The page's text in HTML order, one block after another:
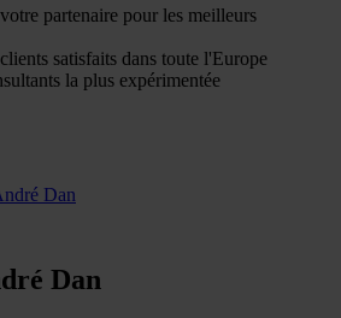
partenaire pour les meilleurs
satisfaits dans toute l'Europe
la plus expérimentée
Dan
Dan